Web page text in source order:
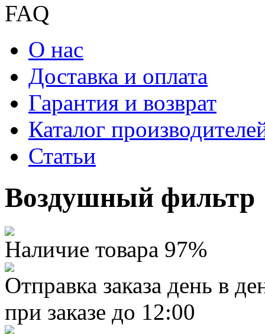
FAQ
О нас
Доставка и оплата
Гарантия и возврат
Каталог
Статьи
Воздушный фильтр
Наличие товара 97%
Отправка заказа день в
при заказе до 12:00